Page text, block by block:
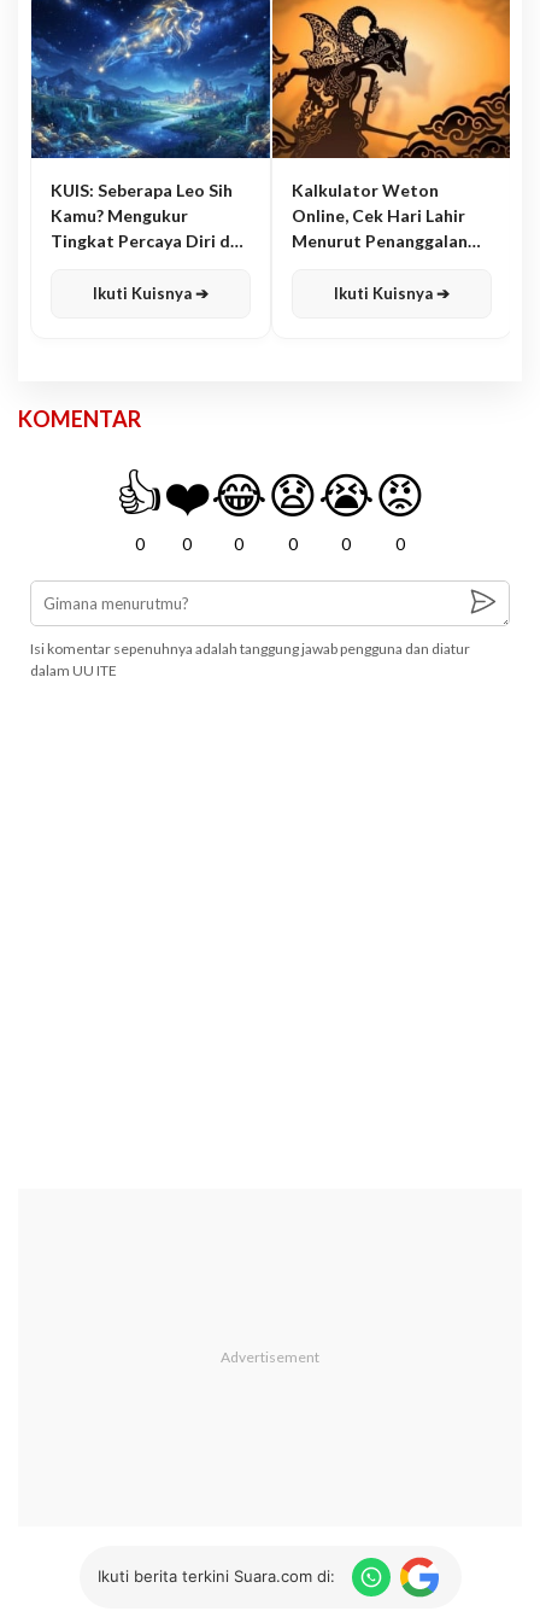
KUIS: Seberapa Leo Sih
Kamu? Mengukur
Tingkat Percaya Diri dan
Ikuti Kuisnya ➔
Kalkulator Weton
Online, Cek Hari Lahir
Menurut Penanggalan
Ikuti Kuisnya ➔
KOMENTAR
👍
0
❤️
0
😂
0
😧
0
😭
0
😡
0
Isi komentar sepenuhnya adalah tanggung jawab pengguna dan diatur
dalam UU ITE
Ikuti berita terkini Suara.com di: